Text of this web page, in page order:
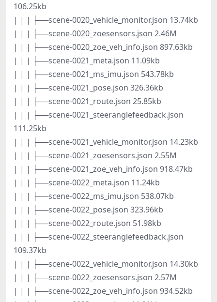
106.25kb
| | | ├──scene-0020_vehicle_monitor.json 13.74kb
| | | ├──scene-0020_zoesensors.json 2.46M
| | | ├──scene-0020_zoe_veh_info.json 897.63kb
| | | ├──scene-0021_meta.json 11.09kb
| | | ├──scene-0021_ms_imu.json 543.78kb
| | | ├──scene-0021_pose.json 326.36kb
| | | ├──scene-0021_route.json 25.85kb
| | | ├──scene-0021_steeranglefeedback.json
111.25kb
| | | ├──scene-0021_vehicle_monitor.json 14.23kb
| | | ├──scene-0021_zoesensors.json 2.55M
| | | ├──scene-0021_zoe_veh_info.json 918.47kb
| | | ├──scene-0022_meta.json 11.24kb
| | | ├──scene-0022_ms_imu.json 538.07kb
| | | ├──scene-0022_pose.json 323.96kb
| | | ├──scene-0022_route.json 51.98kb
| | | ├──scene-0022_steeranglefeedback.json
109.37kb
| | | ├──scene-0022_vehicle_monitor.json 14.30kb
| | | ├──scene-0022_zoesensors.json 2.57M
| | | ├──scene-0022_zoe_veh_info.json 934.52kb